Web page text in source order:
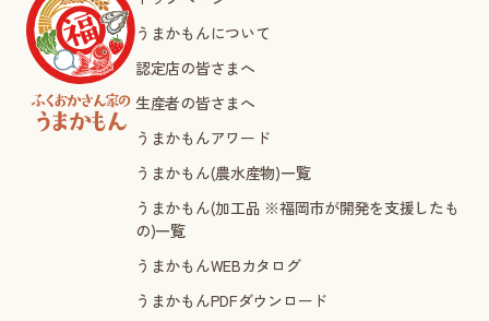
うまかもんについて
認定店の皆さまへ
生産者の皆さまへ
うまかもんアワード
うまかもん(農水産物)一覧
うまかもん(加工品 ※福岡市が開発を支援したも
の)一覧
うまかもんWEBカタログ
うまかもんPDFダウンロード